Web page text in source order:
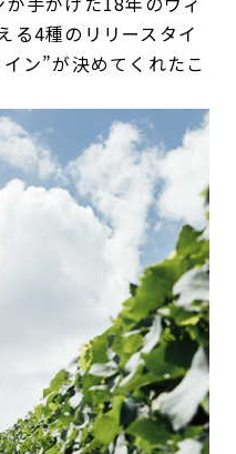
る4種のリリースタイ
ン”が決めてくれたこ